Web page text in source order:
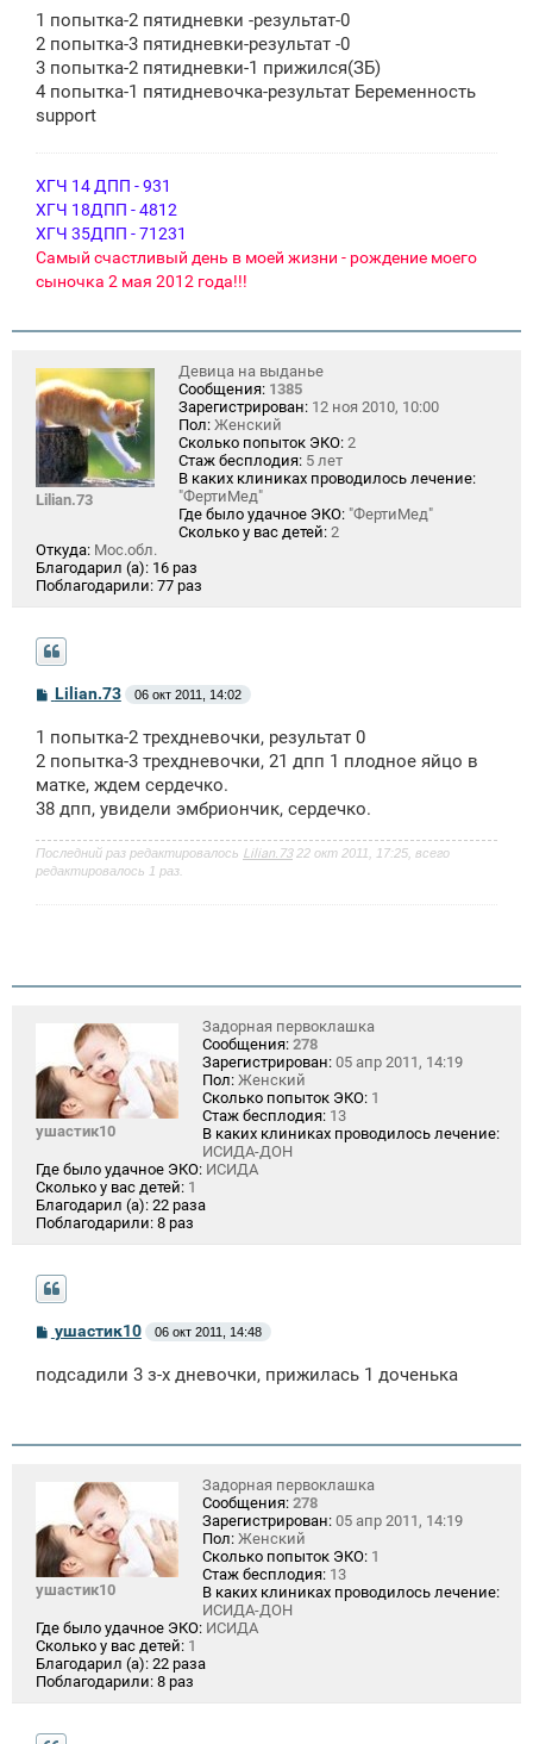
б
щ
е
н
и
1 попытка-2 пятидневки -результат-0
2 попытка-3 пятидневки-результат -0
3 попытка-2 пятидневки-1 прижился(ЗБ)
4 попытка-1 пятидневочка-результат Беременность
support
ХГЧ 14 ДПП - 931
ХГЧ 18ДПП - 4812
ХГЧ 35ДПП - 71231
Самый счастливый день в моей жизни - рождение моего
сыночка 2 мая 2012 года!!!
Lilian.73
Девица на выданье
Сообщения: 1385
Зарегистрирован: 12 ноя 2010, 10:00
Пол: Женский
Сколько попыток ЭКО: 2
Стаж бесплодия: 5 лет
В каких клиниках проводилось лечение:
"ФертиМед"
Где было удачное ЭКО: "ФертиМед"
Сколько у вас детей: 2
Откуда: Мос.обл.
Благодарил (а): 16 раз
Поблагодарили: 77 раз
С
б
щ
н
и
Lilian.73 06 окт 2011, 14:02
1 попытка-2 трехдневочки, результат 0
2 попытка-3 трехдневочки, 21 дпп 1 плодное яйцо в
матке, ждем сердечко.
38 дпп, увидели эмбриончик, сердечко.
Последний раз редактировалось Lilian.7322 окт 2011, 17:25, всего
редактировалось 1 раз.
ушастик10
Задорная первоклашка
Сообщения: 278
Зарегистрирован: 05 апр 2011, 14:19
Пол: Женский
Сколько попыток ЭКО: 1
Стаж бесплодия: 13
В каких клиниках проводилось лечение:
ИСИДА-ДОН
Где было удачное ЭКО: ИСИДА
Сколько у вас детей: 1
Благодарил (а): 22 раза
Поблагодарили: 8 раз
С
о
б
и
ушастик10 06 окт 2011, 14:48
подсадили 3 з-х дневочки, прижилась 1 доченька
ушастик10
Задорная первоклашка
Сообщения: 278
Зарегистрирован: 05 апр 2011, 14:19
Пол: Женский
Сколько попыток ЭКО: 1
Стаж бесплодия: 13
В каких клиниках проводилось лечение:
ИСИДА-ДОН
Где было удачное ЭКО: ИСИДА
Сколько у вас детей: 1
Благодарил (а): 22 раза
Поблагодарили: 8 раз